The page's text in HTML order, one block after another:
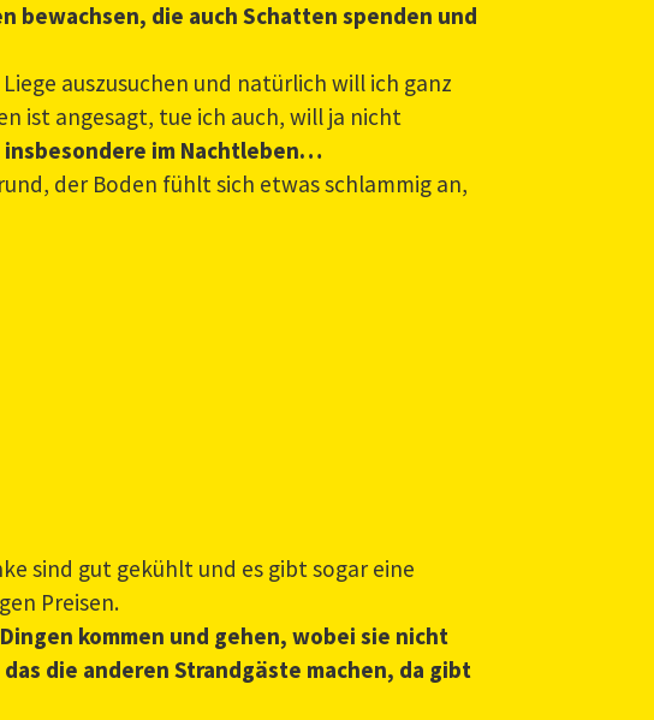
bewachsen, die auch Schatten spenden und
auszusuchen und natürlich will ich ganz
ist angesagt, tue ich auch, will ja nicht
im Nachtleben…
der Boden fühlt sich etwas schlammig an,
sind gut gekühlt und es gibt sogar eine
Preisen.
kommen und gehen, wobei sie nicht
die anderen Strandgäste machen, da gibt